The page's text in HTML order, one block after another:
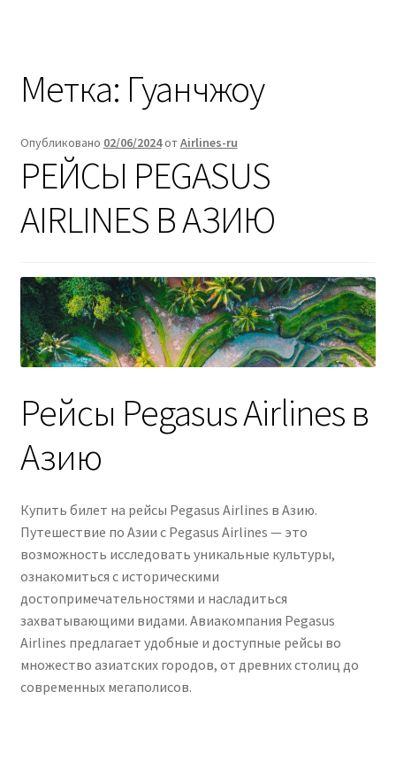
Метка: Гуанчжоу
Опубликовано 02/06/2024отAirlines-ru
РЕЙСЫ PEGASUS
AIRLINES В АЗИЮ
Рейсы Pegasus Airlines в
Азию
Купить билет на рейсы Pegasus Airlines в Азию.
Путешествие по Азии с Pegasus Airlines — это
возможность исследовать уникальные культуры,
ознакомиться с историческими
достопримечательностями и насладиться
захватывающими видами. Авиакомпания Pegasus
Airlines предлагает удобные и доступные рейсы во
множество азиатских городов, от древних столиц до
современных мегаполисов.